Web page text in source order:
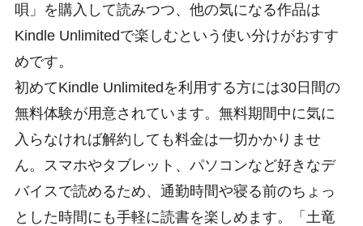
唄」を購入して読みつつ、他の気になる作品は
Kindle Unlimitedで楽しむという使い分けがおすす
めです。
初めてKindle Unlimitedを利用する方には30日間の
無料体験が用意されています。無料期間中に気に
入らなければ解約しても料金は一切かかりませ
ん。スマホやタブレット、パソコンなど好きなデ
バイスで読めるため、通勤時間や寝る前のちょっ
とした時間にも手軽に読書を楽しめます。「土竜